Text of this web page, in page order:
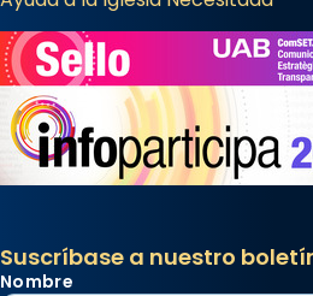
Suscríbase a nuestro
Nombre